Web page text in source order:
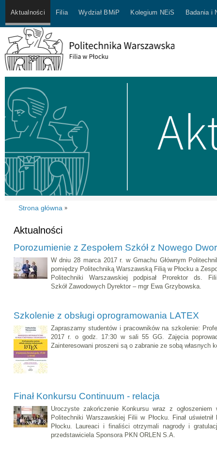
Aktualności Filia Wydział BMiP Kolegium NEiS Badania i
Strona główna »
Aktualności
Porozumienie z Zespołem Szkół z Nowego
W dniu 28 marca 2017 r. w Gmachu Głównym
pomiędzy Politechniką Warszawską Filią w Płocku a
Politechniki Warszawskiej podpisał Prorektor
Szkół Zawodowych Dyrektor – mgr Ewa Grzybowska.
Szkolenie z obsługi oprogramowania LATEX
Zapraszamy studentów i pracowników na szkolenie:
2017 r. o godz. 17:30 w sali 55 GG. Zajęcia
Zainteresowani proszeni są o zabranie ze sobą własnych
Finał Konkursu Continuum - relacja
Uroczyste zakończenie Konkursu wraz z
Politechniki Warszawskiej Filii w Płocku. Finał
Płocku. Laureaci i finaliści otrzymali nagrody i
przedstawiciela Sponsora PKN ORLEN S.A.